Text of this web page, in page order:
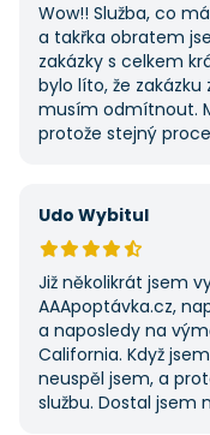
Wow!! Služba, co
a takřka obratem
zakázky s celkem
bylo líto, že
musím odmítnout.
protože stejný
Udo Wybitul
Již několikrát jsem
AAApoptávka.cz,
a naposledy na
California. Když
neuspěl jsem, a
službu. Dostal jsem